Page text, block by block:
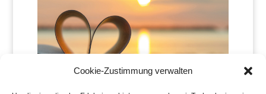
Cookie-Zustimmung verwalten